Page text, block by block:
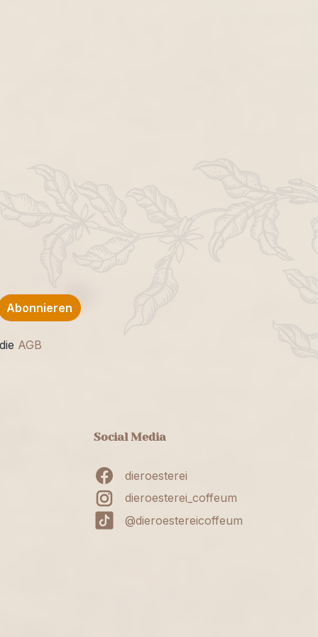
Abonnieren
AGB
Social Media
dieroesterei
dieroesterei_coffeum
@dieroestereicoffeum